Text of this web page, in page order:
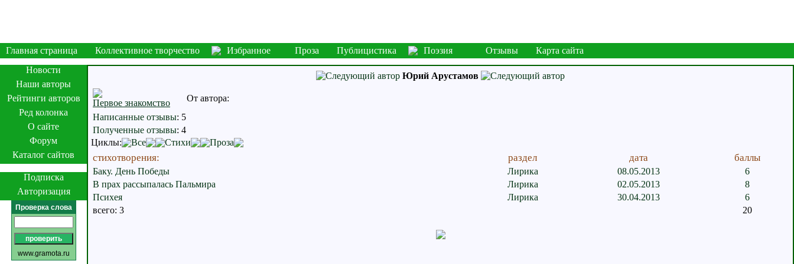
Главная страница Коллективное творчество Избранное Проза Публицистика Поэзия Отзывы
Карта сайта
Новости
Наши авторы
Рейтинги авторов
Ред колонка
О сайте
Форум
Каталог сайтов
Подписка
Авторизация
Проверка слова
www.gramota.ru
Юрий Арустамов
Первое знакомство
От автора:
Написанные отзывы: 5
Полученные отзывы: 4
Циклы:
Все Стихи Проза
стихотворения: раздел дата баллы
Баку. День Победы Лирика 08.05.2013
6
В прах рассыпалась Пальмира
Лирика 02.05.2013
8
Психея
Лирика 30.04.2013
6
всего: 3
20